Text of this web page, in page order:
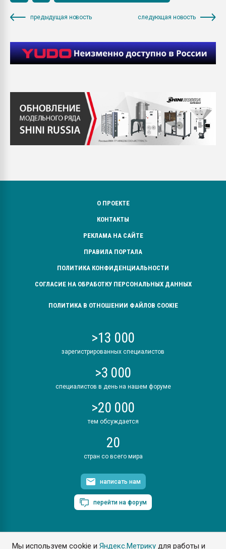
Мы используем cookie иЯндекс.Метрику для работы и
предыдущая новость следующая новость
О ПРОЕКТЕ
КОНТАКТЫ
РЕКЛАМА НА САЙТЕ
ПРАВИЛА ПОРТАЛА
ПОЛИТИКА КОНФИДЕНЦИАЛЬНОСТИ
СОГЛАСИЕ НА ОБРАБОТКУ ПЕРСОНАЛЬНЫХ ДАННЫХ
ПОЛИТИКА В ОТНОШЕНИИ ФАЙЛОВ COOKIE
>13 000
зарегистрированных специалистов
>3 000
специалистов в день на нашем форуме
>20 000
тем обсуждается
20
стран со всего мира
написать нам
перейти на форум
ПластЭксперт © 2006. Все права защищены